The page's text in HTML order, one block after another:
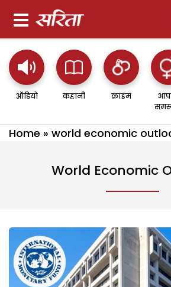
ऑडियो कहानी क्राइम
Home » world economic
World Economic